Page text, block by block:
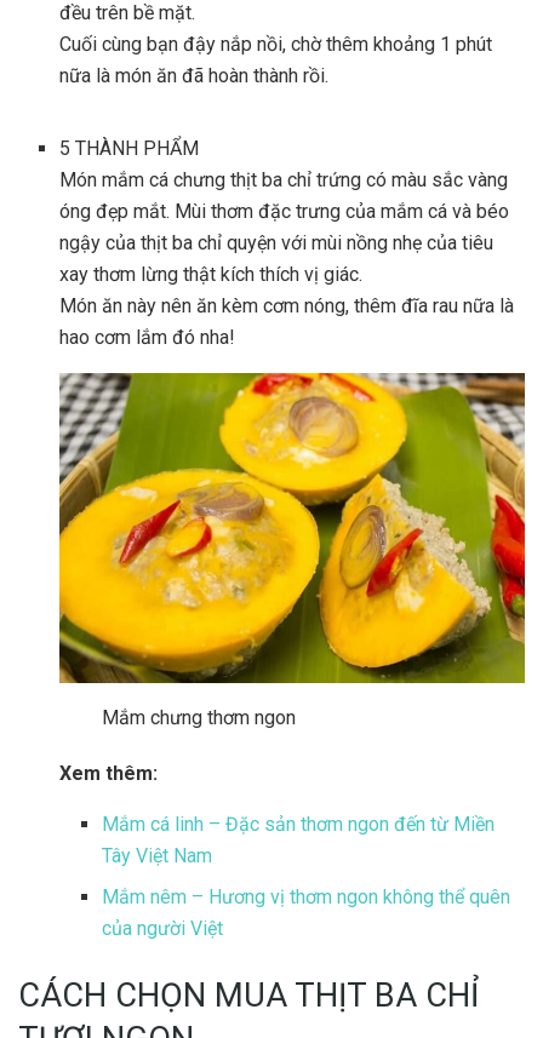
đều trên bề mặt.
Cuối cùng bạn đậy nắp nồi, chờ thêm khoảng 1 phút
nữa là món ăn đã hoàn thành rồi.
5THÀNH PHẨM
Món mắm cá chưng thịt ba chỉ trứng có màu sắc vàng
óng đẹp mắt. Mùi thơm đặc trưng của mắm cá và béo
ngậy của thịt ba chỉ quyện với mùi nồng nhẹ của tiêu
xay thơm lừng thật kích thích vị giác.
Món ăn này nên ăn kèm cơm nóng, thêm đĩa rau nữa là
hao cơm lắm đó nha!
Mắm chưng thơm ngon
Xem thêm:
Mắm cá linh – Đặc sản thơm ngon đến từ Miền
Tây Việt Nam
Mắm nêm – Hương vị thơm ngon không thể quên
của người Việt
CÁCH CHỌN MUA THỊT BA CHỈ